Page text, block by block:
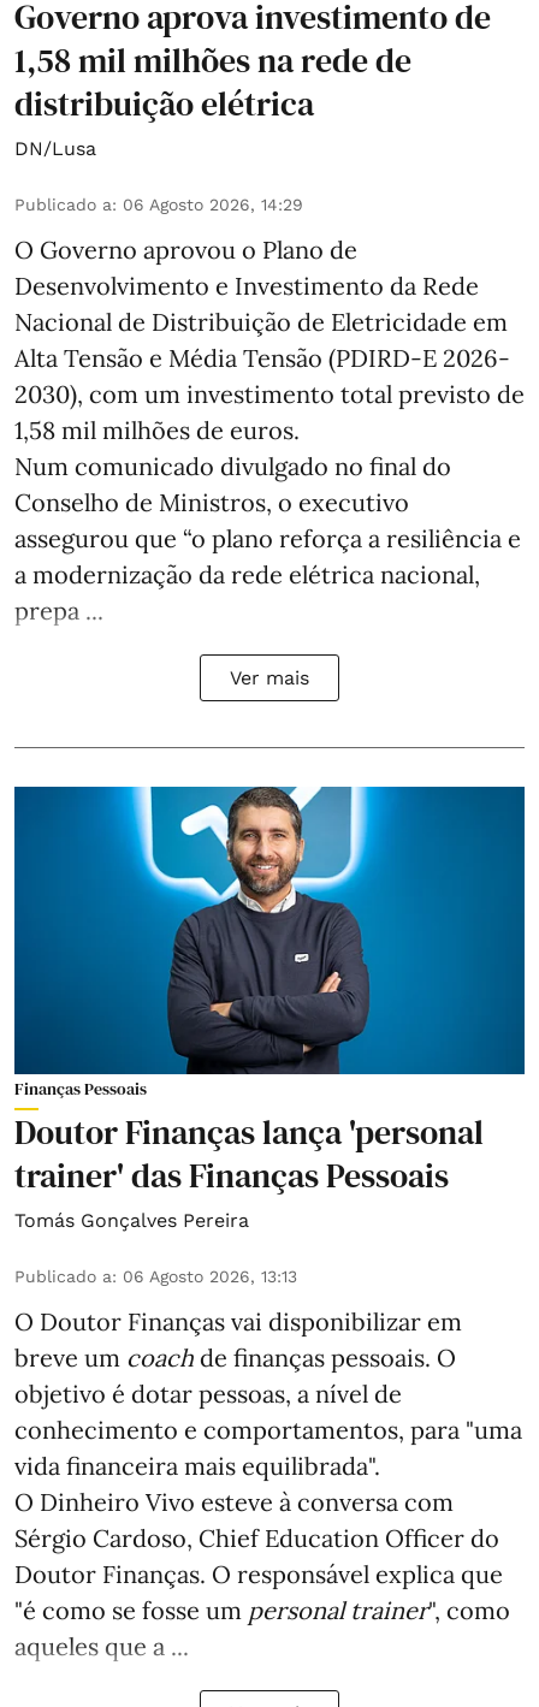
Governo aprova investimento de
1,58 mil milhões na rede de
distribuição elétrica
DN/Lusa
Publicado a: 06 Agosto 2026, 14:29
O Governo aprovou o Plano de
Desenvolvimento e Investimento da Rede
Nacional de Distribuição de Eletricidade em
Alta Tensão e Média Tensão (PDIRD-E 2026-
2030), com um investimento total previsto de
1,58 mil milhões de euros.
Num comunicado divulgado no final do
Conselho de Ministros, o executivo
assegurou que “o plano reforça a resiliência e
a modernização da rede elétrica nacional,
prepa ...
Ver mais
Finanças Pessoais
Doutor Finanças lança 'personal
trainer' das Finanças Pessoais
Tomás Gonçalves Pereira
Publicado a: 06 Agosto 2026, 13:13
O Doutor Finanças vai disponibilizar em
breve um coach de finanças pessoais. O
objetivo é dotar pessoas, a nível de
conhecimento e comportamentos, para "uma
vida financeira mais equilibrada".
O Dinheiro Vivo esteve à conversa com
Sérgio Cardoso, Chief Education Officer do
Doutor Finanças. O responsável explica que
"é como se fosse um personal trainer", como
aqueles que a ...